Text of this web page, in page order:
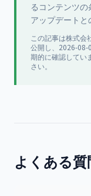
るコンテンツ
アップデートと
この記事は株式会
公開し、2026-08-
期的に確認してい
さい。
よくある質